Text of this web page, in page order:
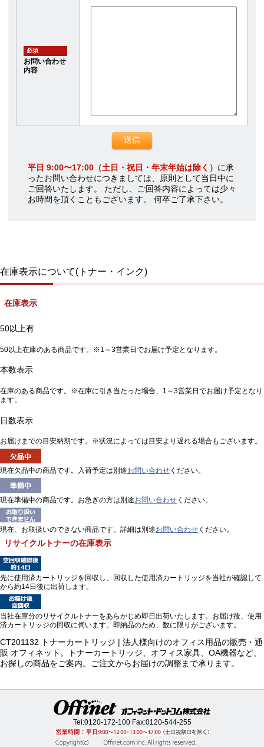
必須
お問い合わせ
内容
平日 9:00〜17:00（土日・祝日・年末年始は除く） に承
ったお問い合わせにつきましては、原則として当日中に
ご回答いたします。 ただし、ご回答内容によっては少々
お時間を頂くこともございます。 何卒ご了承下さい。
在庫表示について(トナー・インク)
在庫表示
50以上有
50以上在庫のある商品です。※1～3営業日でお届け予定となります。
本数表示
在庫のある商品です。※在庫に引き当たった場合、1～3営業日でお届け予定となり
ます。
日数表示
お届けまでの目安納期です。※状況によっては目安より遅れる場合もございます。
現在欠品中の商品です。入荷予定は別途お問い合わせ ください。
現在準備中の商品です。お急ぎの方は別途お問い合わせ ください。
現在、お取扱いのできない商品です。詳細は別途お問い合わせ ください。
リサイクルトナーの在庫表示
先に使用済カートリッジを回収し、回収した使用済カートリッジを当社が確認して
から約14日後に出荷します。
当社在庫分のリサイクルトナーをあらかじめ即日出荷いたします。お届け後、使用
済カートリッジの回収に伺います。即納品のため、数に限りがございます。
CT201132 トナーカートリッジ | 法人様向けのオフィス用品の販売・通
販 オフィネット。トナーカートリッジ、オフィス家具、OA機器など、
お探しの商品をご案内。ご注文からお届けの調整まで承ります。
Tel:0120-172-100Fax:0120-544-255